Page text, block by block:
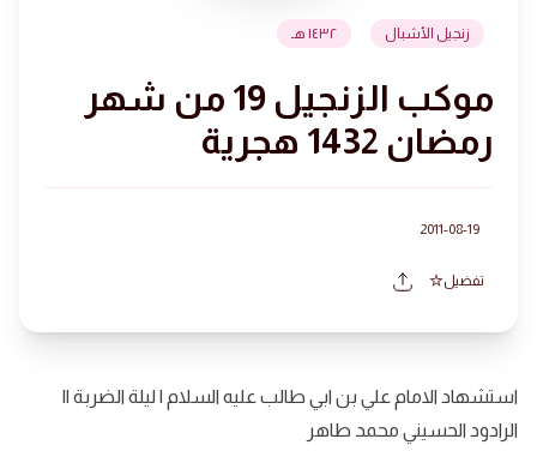
زنجيل الأشبال ١٤٣٢ هـ
موكب الزنجيل 19 من شهر
رمضان 1432 هجرية
2011-08-19
تفضيل
استشهاد الامام علي بن ابي طالب عليه السلام | ليلة الضربة ||
الرادود الحسيني محمد طاهر